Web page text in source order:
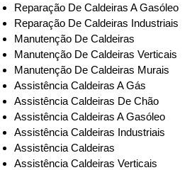
Reparação De Caldeiras A Gasóleo
Reparação De Caldeiras Industriais
Manutenção De Caldeiras
Manutenção De Caldeiras Verticais
Manutenção De Caldeiras Murais
Assistência Caldeiras A Gás
Assistência Caldeiras De Chão
Assistência Caldeiras A Gasóleo
Assistência Caldeiras Industriais
Assistência Caldeiras
Assistência Caldeiras Verticais